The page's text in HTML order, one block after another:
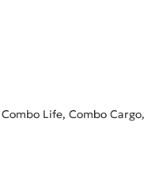
Life, Combo Cargo,